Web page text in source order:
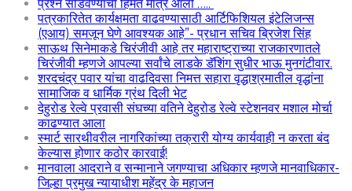
प्रश्न सोडवण्याची हिमंत मात्र आली …..
पत्रकारितेत कार्यक्षमता वाढवण्यासाठी आर्टिफिशियल इंटेलिजन्स
(एआय) समजून घेणे आवश्यक आहे”- प्रधान सचिव ब्रिजेश सिंह
साऊथ सिनेमाकडे चिरंजीवी आहे तर महाराष्ट्राच्या राजकारणातले
चिरंजीवी म्हणजे आपल्या सर्वांचे लाडके डॅशिंग सुधीर भाऊ मुनगंटीवार.
शरदचंद्र पवार यांचा वाढदिवसा निमत्त सहारा वृद्धाश्रमातील वृद्धांना
सामाजिक व धार्मिक ग्रंथ दिली भेट
देहुरोड रेल्वे प्रवासी संघच्या वतिने देहुरोड रेल्वे स्टेशनवर मशाल मोर्चा
काढण्यात आला
स्मार्ट सारथीवरील नागरिकांच्या तक्रारी योग्य कार्यवाही न करता बंद
केल्यास होणार कठोर कारवाई!
मानवाला आदराने व सन्मानाने जगण्याचा अधिकार म्हणजे मानवाधिकार-
जिल्हा प्रमुख न्यायाधीश महेंद्र के महाजन